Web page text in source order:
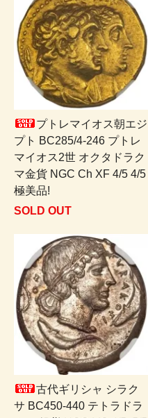
プトレマイオス朝エジ
プト BC285/4-246 プトレ
マイオス2世 オクタドラク
マ金貨 NGC Ch XF 4/5 4/5
極美品!
SOLD OUT
古代ギリシャ シラク
サ BC450-440 テトラドラ